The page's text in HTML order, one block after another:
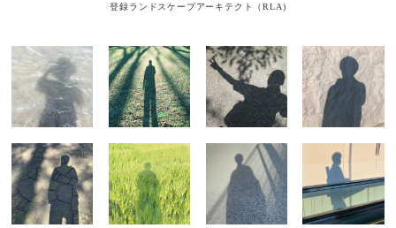
登録ランドスケープアーキテクト（RLA)
吉澤 眞太郎
partner
女鹿 裕介
partner
入江 貴道
partner
笹原 洋平
staff
四方 勘太
staff
北嶋 萌絵
staff
北井 宏佳
staff
若林 英範
staff